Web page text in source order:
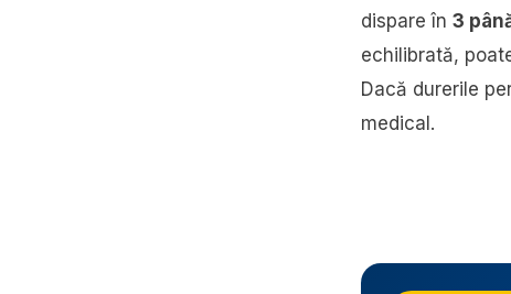
dispare în3
echilibrată,
Dacă durerile
medical.